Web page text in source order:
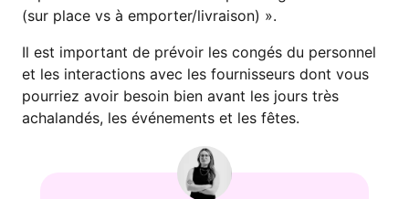
(sur place vs à emporter/livraison) ».
Il est important de prévoir les congés du personnel
et les interactions avec les fournisseurs dont vous
pourriez avoir besoin bien avant les jours très
achalandés, les événements et les fêtes.